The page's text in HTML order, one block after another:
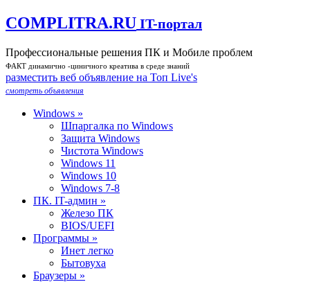
COMPLITRA.RU IT-портал
Профессиональные решения ПК и Мобиле проблем
ФАКТ динамично -циничного креатива в среде знаний
разместить веб объявление на Toп Live's
смотреть объявления
Windows »
Шпаргалка по Windows
Защита Windows
Чистота Windows
Windows 11
Windows 10
Windows 7-8
ПК. IT-админ »
Железо ПК
BIOS/UEFI
Программы »
Инет легко
Бытовуха
Браузеры »